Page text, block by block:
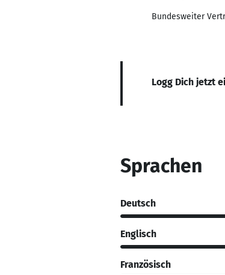
Bundesweiter
Logg Dich jetzt
Sprachen
Deutsch
Englisch
Französisch